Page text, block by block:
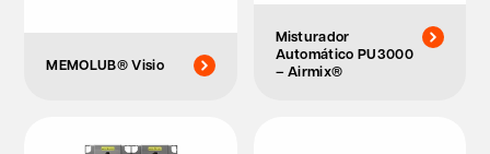
MEMOLUB® Visio
Misturador
Automático PU3000
– Airmix®